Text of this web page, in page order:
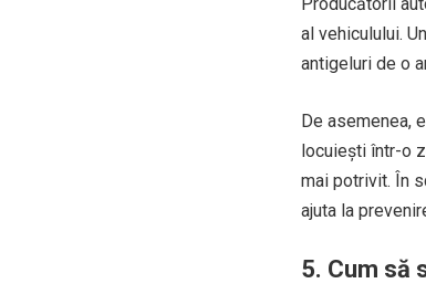
al vehiculului.
antigeluri de o
De asemenea,
locuiești într-o
mai potrivit. În
ajuta la
5. Cum să